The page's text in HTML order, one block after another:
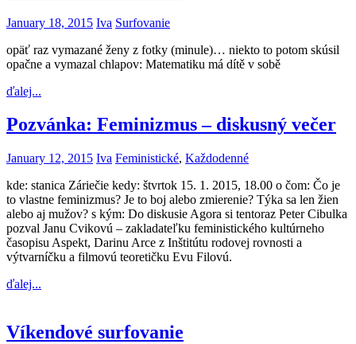
January 18, 2015 Iva Surfovanie
opäť raz vymazané ženy z fotky (minule)… niekto to potom skúsil
opačne a vymazal chlapov: Matematiku má dítě v sobě
ďalej...
Pozvánka: Feminizmus – diskusný večer
January 12, 2015 Iva Feministické, Každodenné
kde: stanica Záriečie kedy: štvrtok 15. 1. 2015, 18.00 o čom: Čo je
to vlastne feminizmus? Je to boj alebo zmierenie? Týka sa len žien
alebo aj mužov? s kým: Do diskusie Agora si tentoraz Peter Cibulka
pozval Janu Cvikovú – zakladateľku feministického kultúrneho
časopisu Aspekt, Darinu Arce z Inštitútu rodovej rovnosti a
výtvarníčku a filmovú teoretičku Evu Filovú.
ďalej...
Víkendové surfovanie